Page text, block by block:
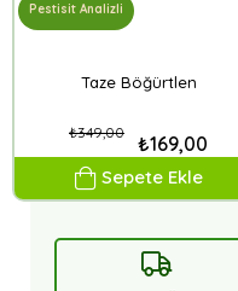
Taze Böğürtlen
₺169,00
₺349,00
Sepete Ekle
Pestisit Analizli